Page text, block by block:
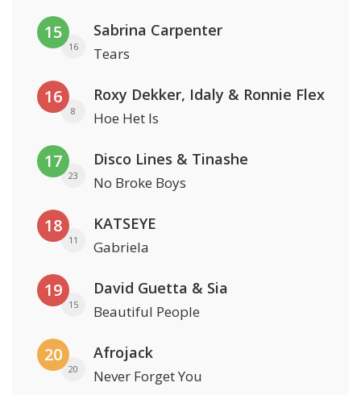
15
16
Sabrina Carpenter
Tears
16
8
Roxy Dekker, Idaly & Ronnie Flex
Hoe Het Is
17
23
Disco Lines & Tinashe
No Broke Boys
18
11
KATSEYE
Gabriela
19
15
David Guetta & Sia
Beautiful People
20
20
Afrojack
Never Forget You